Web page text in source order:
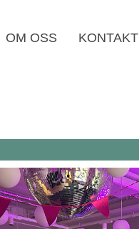
OM OSS KONTAKT